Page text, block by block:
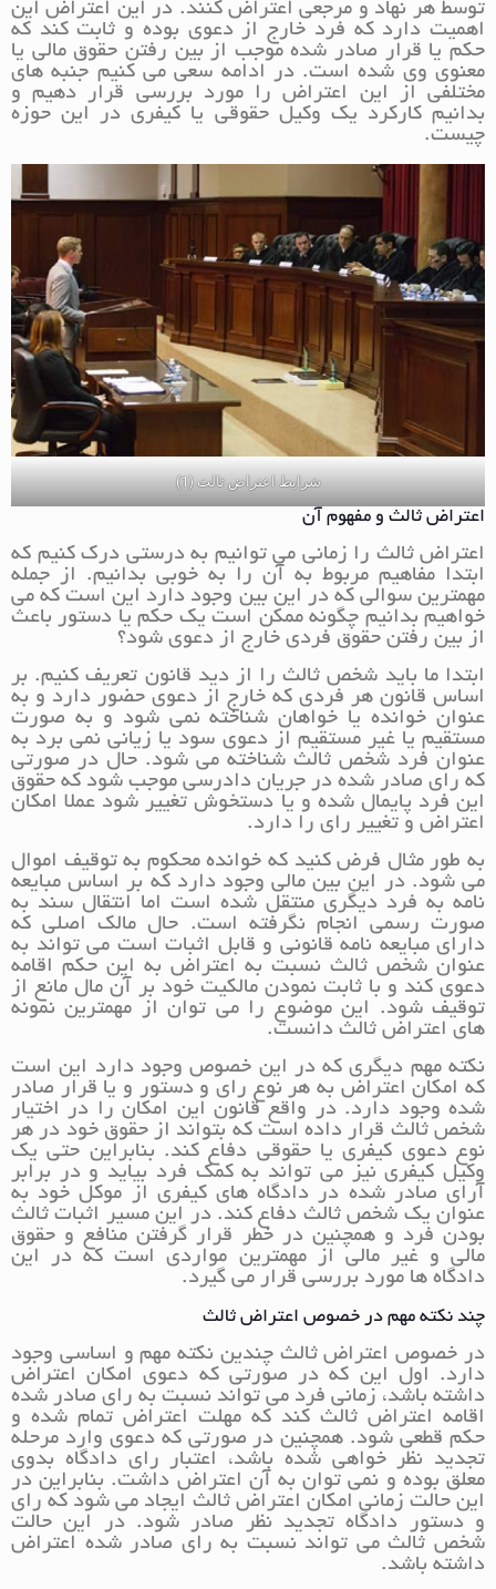
توسط هر نهاد و مرجعی اعتراض کنند. در این اعتراض این
اهمیت دارد که فرد خارج از دعوی بوده و ثابت کند که
حکم یا قرار صادر شده موجب از بین رفتن حقوق مالی یا
معنوی وی شده است. در ادامه سعی می کنیم جنبه های
مختلفی از این اعتراض را مورد بررسی قرار دهیم و
بدانیم کارکرد یک وکیل حقوقی یا کیفری در این حوزه
چیست.
شرایط اعتراض ثالث (1)
اعتراض ثالث و مفهوم آن
اعتراض ثالث را زمانی می توانیم به درستی درک کنیم که
ابتدا مفاهیم مربوط به آن را به خوبی بدانیم. از جمله
مهمترین سوالی که در این بین وجود دارد این است که می
خواهیم بدانیم چگونه ممکن است یک حکم یا دستور باعث
از بین رفتن حقوق فردی خارج از دعوی شود؟
ابتدا ما باید شخص ثالث را از دید قانون تعریف کنیم. بر
اساس قانون هر فردی که خارج از دعوی حضور دارد و به
عنوان خوانده یا خواهان شناخته نمی شود و به صورت
مستقیم یا غیر مستقیم از دعوی سود یا زیانی نمی برد به
عنوان فرد شخص ثالث شناخته می شود. حال در صورتی
که رای صادر شده در جریان دادرسی موجب شود که حقوق
این فرد پایمال شده و یا دستخوش تغییر شود عملا امکان
اعتراض و تغییر رای را دارد.
به طور مثال فرض کنید که خوانده محکوم به توقیف اموال
می شود. در این بین مالی وجود دارد که بر اساس مبایعه
نامه به فرد دیگری منتقل شده است اما انتقال سند به
صورت رسمی انجام نگرفته است. حال مالک اصلی که
دارای مبایعه نامه قانونی و قابل اثبات است می تواند به
عنوان شخص ثالث نسبت به اعتراض به این حکم اقامه
دعوی کند و با ثابت نمودن مالکیت خود بر آن مال مانع از
توقیف شود. این موضوع را می توان از مهمترین نمونه
های اعتراض ثالث دانست.
نکته مهم دیگری که در این خصوص وجود دارد این است
که امکان اعتراض به هر نوع رای و دستور و یا قرار صادر
شده وجود دارد. در واقع قانون این امکان را در اختیار
شخص ثالث قرار داده است که بتواند از حقوق خود در هر
نوع دعوی کیفری یا حقوقی دفاع کند. بنابراین حتی یک
وکیل کیفری نیز می تواند به کمک فرد بیاید و در برابر
آرای صادر شده در دادگاه های کیفری از موکل خود به
عنوان یک شخص ثالث دفاع کند. در این مسیر اثبات ثالث
بودن فرد و همچنین در خطر قرار گرفتن منافع و حقوق
مالی و غیر مالی از مهمترین مواردی است که در این
دادگاه ها مورد بررسی قرار می گیرد.
چند نکته مهم در خصوص اعتراض ثالث
در خصوص اعتراض ثالث چندین نکته مهم و اساسی وجود
دارد. اول این که در صورتی که دعوی امکان اعتراض
داشته باشد، زمانی فرد می تواند نسبت به رای صادر شده
اقامه اعتراض ثالث کند که مهلت اعتراض تمام شده و
حکم قطعی شود. همچنین در صورتی که دعوی وارد مرحله
تجدید نظر خواهی شده باشد، اعتبار رای دادگاه بدوی
معلق بوده و نمی توان به آن اعتراض داشت. بنابراین در
این حالت زمانی امکان اعتراض ثالث ایجاد می شود که رای
و دستور دادگاه تجدید نظر صادر شود. در این حالت
شخص ثالث می تواند نسبت به رای صادر شده اعتراض
داشته باشد.